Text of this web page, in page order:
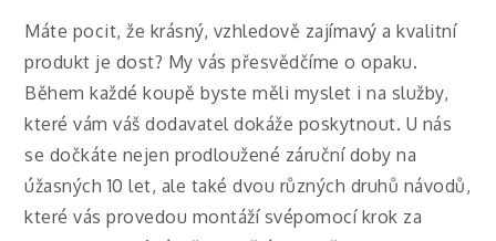
Máte pocit, že krásný, vzhledově zajímavý a kvalitní
produkt je dost? My vás přesvědčíme o opaku.
Během každé koupě byste měli myslet i na služby,
které vám váš dodavatel dokáže poskytnout. U nás
se dočkáte nejen prodloužené záruční doby na
úžasných 10 let, ale také dvou různých druhů návodů,
které vás provedou montáží svépomocí krok za